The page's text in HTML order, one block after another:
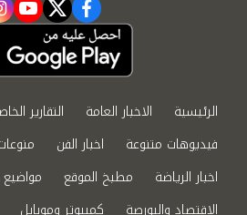
facebook
twitter
الرئيسية الاخبار العامة التقارير
فيديوهات متنوعة
اخبار الفن
اخبار الرياضة
مطبخ الموقع
الاقتصاد والبورصة
كمبيوتر وموبايل